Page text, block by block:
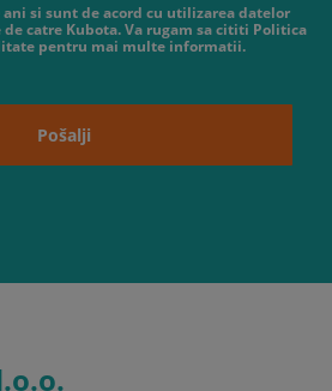
ani si sunt de acord cu utilizarea datelor
de catre Kubota. Va rugam sa cititi Politica
pentru mai multe informatii.
Pošalji